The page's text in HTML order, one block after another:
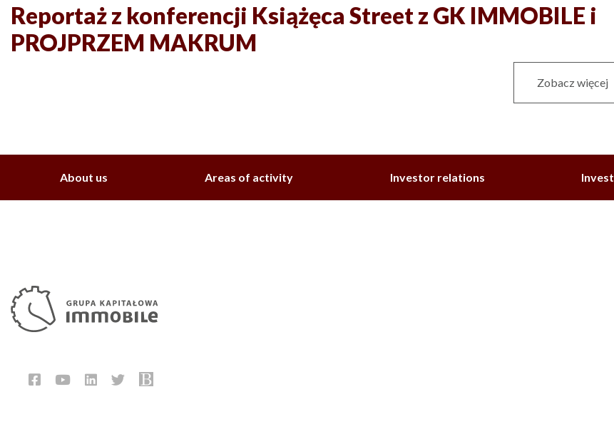
Reportaż z konferencji Książęca Street z GK IMMOBILE i
PROJPRZEM MAKRUM
Zobacz więcej
About us Areas of activity Investor relations Invest